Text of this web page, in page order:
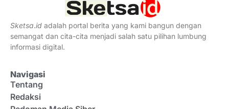
Sketsa.id adalah portal berita yang kami bangun dengan
semangat dan cita-cita menjadi salah satu pilihan lumbung
informasi digital.
Navigasi
Tentang
Redaksi